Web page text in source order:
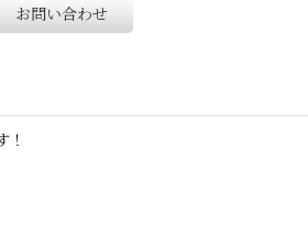
お問い合わせ
！